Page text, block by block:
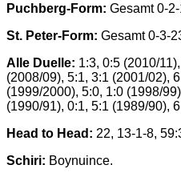
Puchberg-Form: Gesamt 0-
St. Peter-Form: Gesamt 0-3-
Alle Duelle: 1:3, 0:5 (2010/
(2008/09), 5:1, 3:1 (2001/02),
(1999/2000), 5:0, 1:0 (1998/
(1990/91), 0:1, 5:1 (1989/90),
Head to Head: 22, 13-1-8,
Schiri: Boynuince.